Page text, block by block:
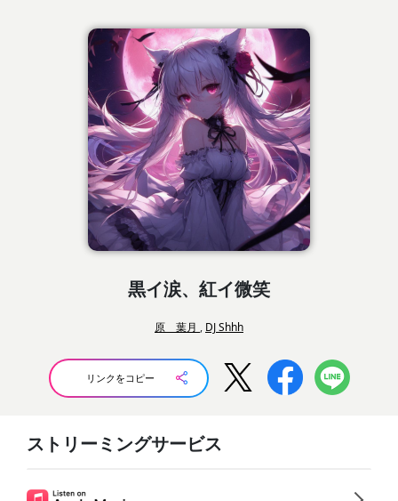
黒イ涙、紅イ微笑
原 葉月 , DJ Shhh
リンクをコピー
ストリーミングサービス